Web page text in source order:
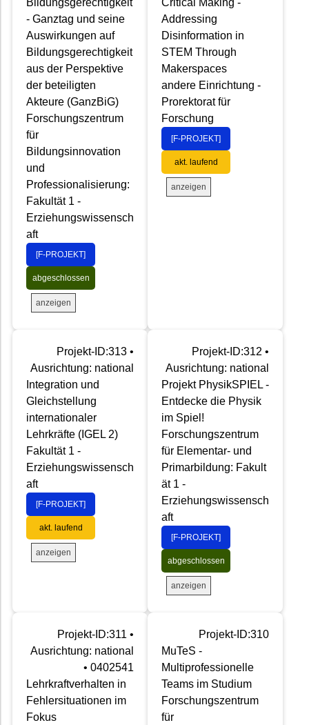
- Ganztag und seine
Auswirkungen auf
Bildungsgerechtigkeit
aus der Perspektive
der beteiligten
Akteure (GanzBiG)
Forschungszentrum
für
Bildungsinnovation
und
Professionalisierung:
Fakultät 1 -
Erziehungswissensch
aft
[F-PROJEKT]
abgeschlossen
anzeigen
Addressing
Disinformation in
STEM Through
Makerspaces
andere Einrichtung -
Prorektorat für
Forschung
[F-PROJEKT]
akt. laufend
anzeigen
Projekt-ID:313 •
Ausrichtung: national
Integration und
Gleichstellung
internationaler
Lehrkräfte (IGEL 2)
Fakultät 1 -
Erziehungswissensch
aft
[F-PROJEKT]
akt. laufend
anzeigen
Projekt-ID:312 •
Ausrichtung: national
Projekt PhysikSPIEL -
Entdecke die Physik
im Spiel!
Forschungszentrum
für Elementar- und
Primarbildung: Fakult
ät 1 -
Erziehungswissensch
aft
[F-PROJEKT]
abgeschlossen
anzeigen
Projekt-ID:311 •
Ausrichtung: national
• 0402541
Lehrkraftverhalten in
Fehlersituationen im
Fokus
Projekt-ID:310
MuTeS -
Multiprofessionelle
Teams im Studium
Forschungszentrum
für